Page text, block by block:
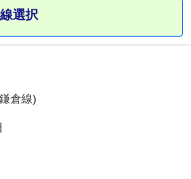
選択
倉線)